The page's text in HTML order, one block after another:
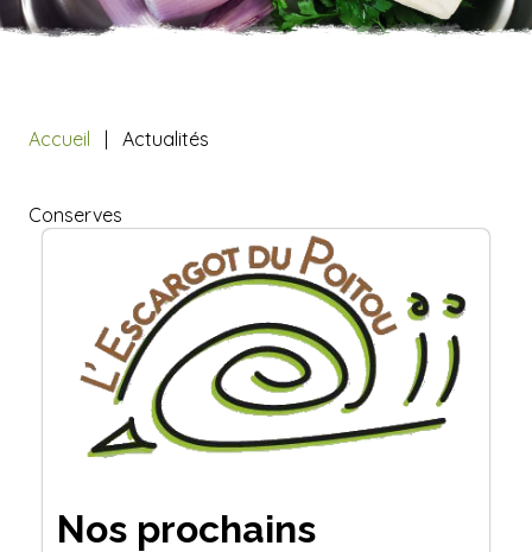
Accueil Actualités
Conserves
Nos prochains